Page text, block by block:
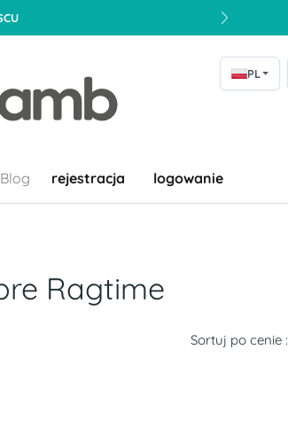
PL
Blog rejestracja logowanie
Ragtime
Sortuj po cenie :